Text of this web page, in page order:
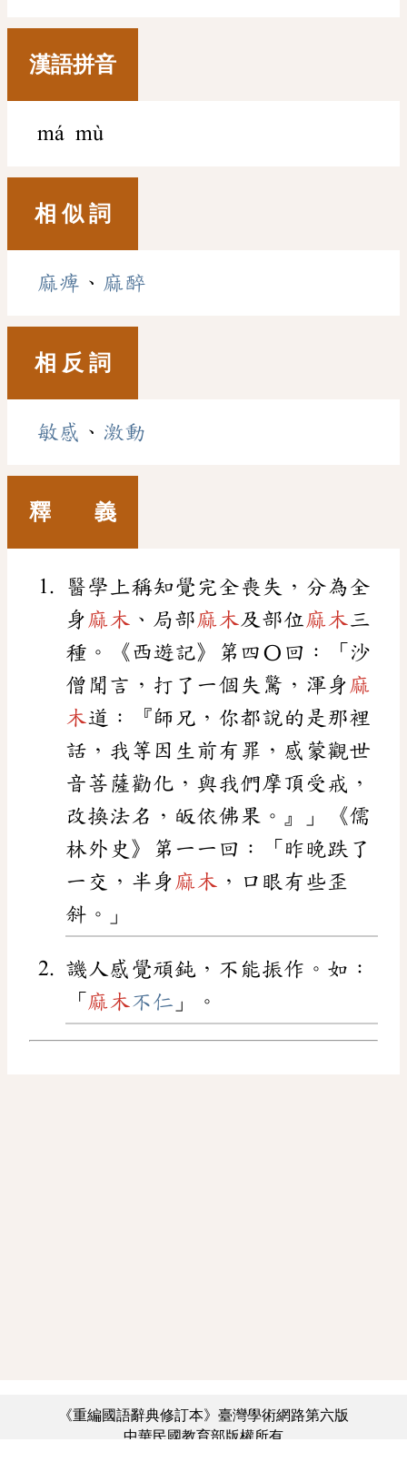
漢語拼音
má mù
相 似 詞
麻痺 、 麻醉
相 反 詞
敏感 、 激動
釋 義
醫學上稱知覺完全喪失，分為全
身 麻木 、局部麻木及部位麻木三
種。《西遊記》第四〇回：「沙
僧聞言，打了一個失驚，渾身 麻
木道：『師兄，你都說的是那裡
話，我等因生前有罪，感蒙觀世
音菩薩勸化，與我們摩頂受戒，
改換法名，皈依佛果。』」《儒
林外史》第一一回：「昨晚跌了
一交，半身 麻木 ，口眼有些歪
斜。」
譏人感覺頑鈍，不能振作。如：
「 麻木不仁 」。
《重編國語辭典修訂本》臺灣學術網路第六版
中華民國教育部版權所有